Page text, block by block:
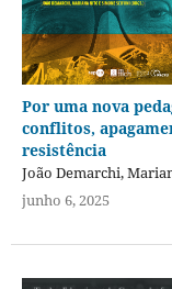
Por uma nova
conflitos,
resistência
João Demarchi,
junho 6, 2025